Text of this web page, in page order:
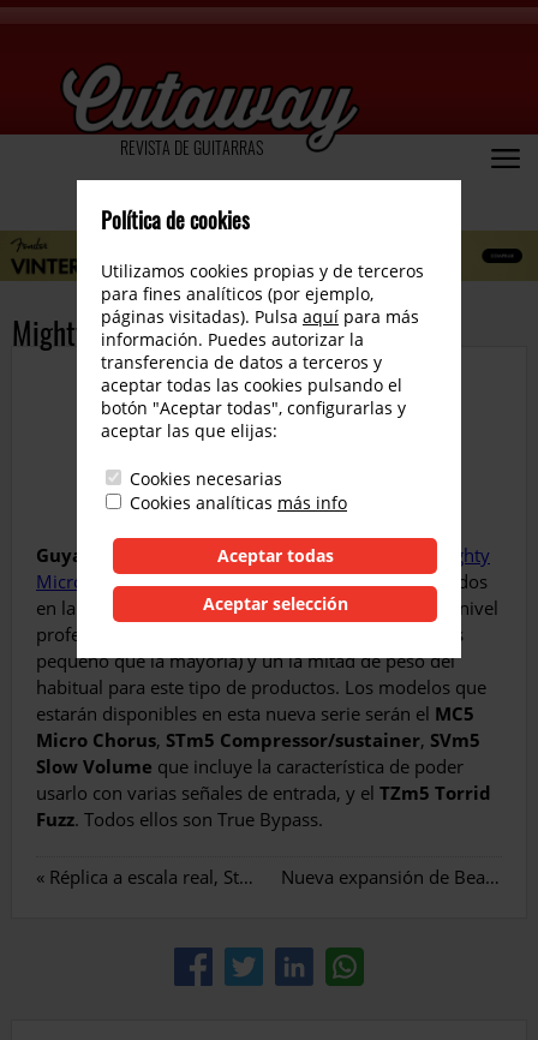
REVISTA DE GUITARRAS
Mighty Micro Series de Guyatone
Guyatone saca la segunda hornada de pedales
Mighty
Micro Series. Una serie de pedales compactos basados
en la premiada
Micro Series, ofrecen un efecto de nivel
profesional en una caja ultracompacta (un 33% más
pequeño que la mayoría) y un la mitad de peso del
habitual para este tipo de productos. Los modelos que
estarán disponibles en esta nueva serie serán el MC5
Micro Chorus, STm5 Compressor/sustainer, SVm5
Slow Volume que incluye la característica de poder
usarlo con varias señales de entrada, y el TZm5 Torrid
Fuzz. Todos ellos son True Bypass.
« Réplica a escala real, Stratocaster para Rockband Nueva expansión de BeatMaker para iPhone
Política de cookies
Utilizamos cookies propias y de terceros
para fines analíticos (por ejemplo,
páginas visitadas). Pulsa aquí para más
información. Puedes autorizar la
transferencia de datos a terceros y
aceptar todas las cookies pulsando el
botón "Aceptar todas", configurarlas y
aceptar las que elijas:
Cookies necesarias
Cookies analíticas más info
Aceptar todas
Aceptar selección